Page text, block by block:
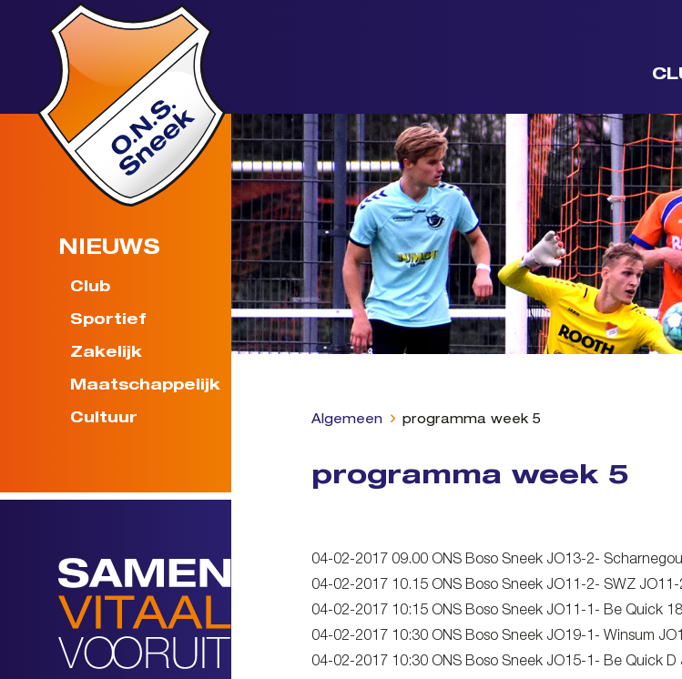
NIEUWS
Club
Sportief
Zakelijk
Maatschappelijk
Cultuur Algemeen programma week 5
programma week 5
04-02-2017 09.00 ONS Boso Sneek JO13-2-
04-02-2017 10.15 ONS Boso Sneek JO11-2- SWZ JO11-
04-02-2017 10:15 ONS Boso Sneek JO11-1- Be Quick
04-02-2017 10:30 ONS Boso Sneek JO19-1- Winsum
04-02-2017 10:30 ONS Boso Sneek JO15-1- Be Quick D